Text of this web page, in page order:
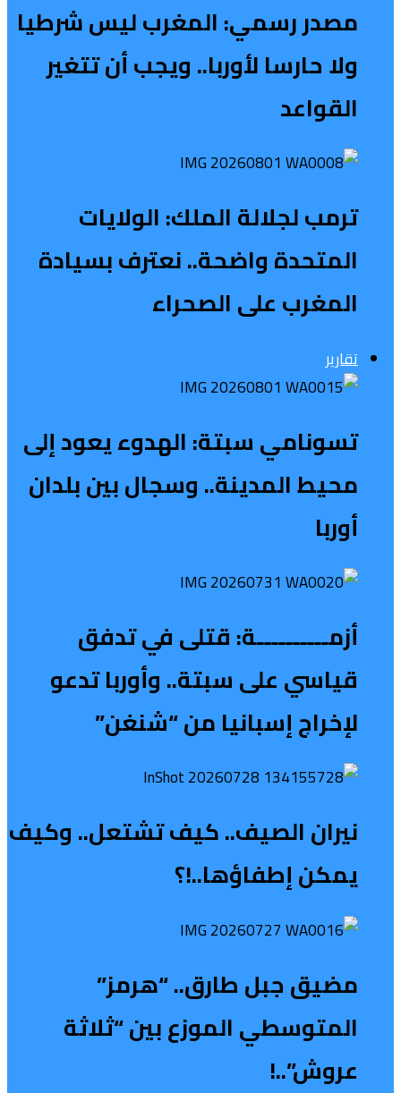
مصدر رسمي: المغرب ليس شرطيا
ولا حارسا لأوربا.. ويجب أن تتغير
القواعد
ترمب لجلالة الملك: الولايات
المتحدة واضحة.. نعترف بسيادة
المغرب على الصحراء
تقارير
تسونامي سبتة: الهدوء يعود إلى
محيط المدينة.. وسجال بين بلدان
أوربا
أزمــــــــــة: قتلى في تدفق
قياسي على سبتة.. وأوربا تدعو
لإخراج إسبانيا من “شنغن”
نيران الصيف.. كيف تشتعل.. وكيف
يمكن إطفاؤها..!؟
مضيق جبل طارق.. “هرمز”
المتوسطي الموزع بين “ثلاثة
عروش”..!